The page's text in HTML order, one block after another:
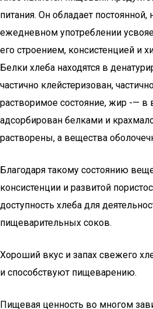
питания. Он обладает
ежедневном употреблении
его строением, консистенцией и
Белки хлеба находятся в
частично клейстеризован,
растворимое состояние, жир -— в
адсорбирован белками и
растворены, а вещества
Благодаря такому состоянию
консистенции и развитой
доступность хлеба для
пищеварительных соков.
Хороший вкус и запах свежего
и способствуют пищеварению.
Пищевая ценность во многом